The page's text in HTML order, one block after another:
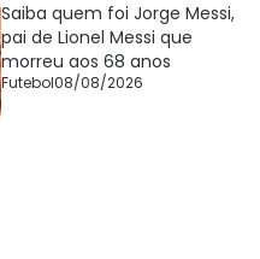
Saiba quem foi Jorge Messi,
pai de Lionel Messi que
morreu aos 68 anos
Futebol08/08/2026